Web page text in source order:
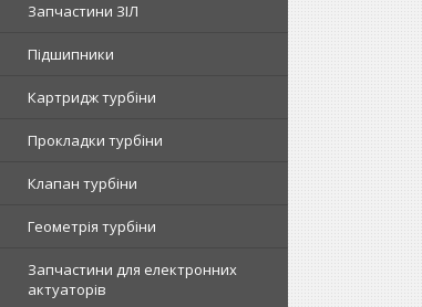
Запчастини ЗІЛ
Підшипники
Картридж турбіни
Прокладки турбіни
Клапан турбіни
Геометрія турбіни
Запчастини для електронних
актуаторів